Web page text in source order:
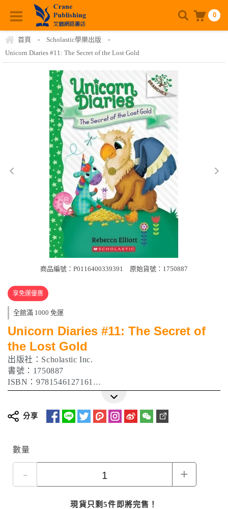
0
首頁 - Scholastic學樂出版
-
Unicorn Diaries #11: The Secret of the Lost Gold
商品編號：P0116400339391 原始貨號：1750887
享免運優惠
全館滿 1000 免運
Unicorn Diaries #11: The Secret of
the Lost Gold
出版社：Scholastic Inc.
書號：1750887
ISBN：9781546127161
作者：Rebecca Elliott
分享
數量
- +
現貨只剩5件即將完售！